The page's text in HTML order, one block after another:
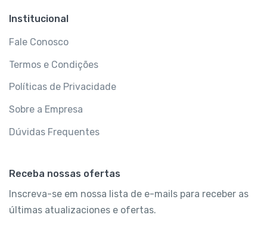
Institucional
Fale Conosco
Termos e Condições
Políticas de Privacidade
Sobre a Empresa
Dúvidas Frequentes
Receba nossas ofertas
Inscreva-se em nossa lista de e-mails para receber as
últimas atualizaciones e ofertas.